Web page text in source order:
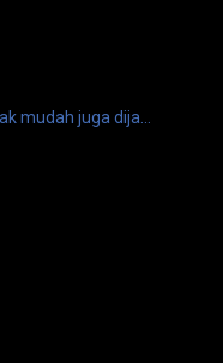
mudah juga dija...